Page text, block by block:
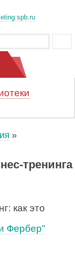
тренинга
как это
Фербер"